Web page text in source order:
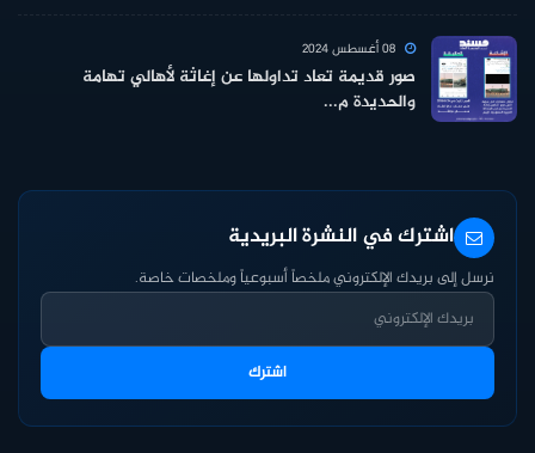
صور قديمة تعاد تداولها عن إغاثة لأهالي تهامة
والحديدة م...
اشترك في النشرة البريدية
نرسل إلى بريدك الإلكتروني ملخصاً أسبوعياً وملخصات خاصة.
اشترك